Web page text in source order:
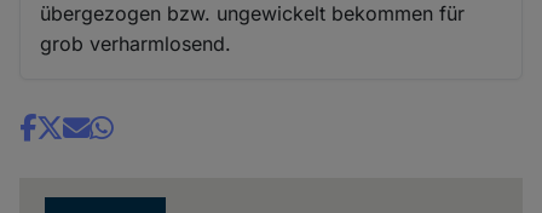
übergezogen bzw. ungewickelt bekommen für
grob verharmlosend.
Share